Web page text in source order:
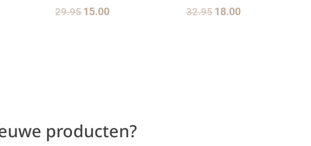
29.95 15.00
32.95 18.00
producten?